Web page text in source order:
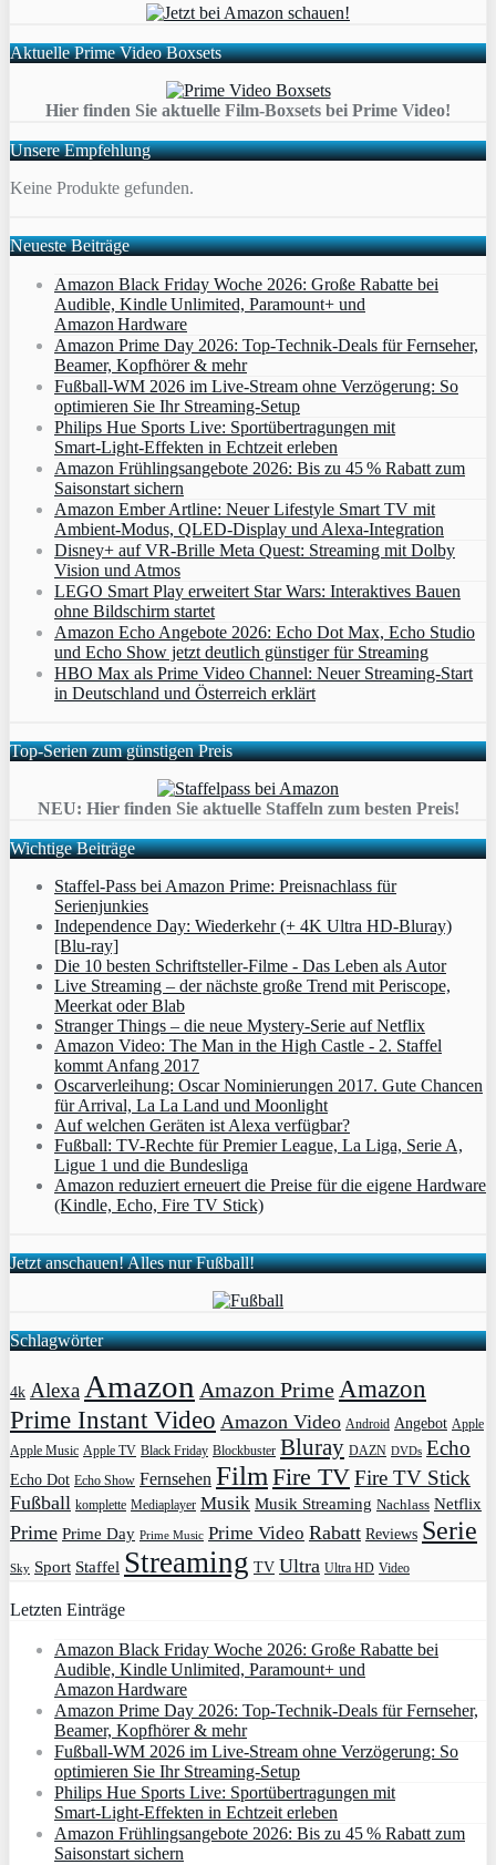
Aktuelle Prime Video Boxsets
Hier finden Sie aktuelle Film-Boxsets bei Prime Video!
Unsere Empfehlung
Keine Produkte gefunden.
Neueste Beiträge
Amazon Black Friday Woche 2026: Große Rabatte bei
Audible, Kindle Unlimited, Paramount+ und
Amazon Hardware
Amazon Prime Day 2026: Top-Technik-Deals für Fernseher,
Beamer, Kopfhörer & mehr
Fußball-WM 2026 im Live-Stream ohne Verzögerung: So
optimieren Sie Ihr Streaming-Setup
Philips Hue Sports Live: Sportübertragungen mit
Smart‑Light‑Effekten in Echtzeit erleben
Amazon Frühlingsangebote 2026: Bis zu 45 % Rabatt zum
Saisonstart sichern
Amazon Ember Artline: Neuer Lifestyle Smart TV mit
Ambient‑Modus, QLED‑Display und Alexa‑Integration
Disney+ auf VR-Brille Meta Quest: Streaming mit Dolby
Vision und Atmos
LEGO Smart Play erweitert Star Wars: Interaktives Bauen
ohne Bildschirm startet
Amazon Echo Angebote 2026: Echo Dot Max, Echo Studio
und Echo Show jetzt deutlich günstiger für Streaming
HBO Max als Prime Video Channel: Neuer Streaming‑Start
in Deutschland und Österreich erklärt
Top-Serien zum günstigen Preis
NEU: Hier finden Sie aktuelle Staffeln zum besten Preis!
Wichtige Beiträge
Staffel-Pass bei Amazon Prime: Preisnachlass für
Serienjunkies
Independence Day: Wiederkehr (+ 4K Ultra HD-Bluray)
[Blu-ray]
Die 10 besten Schriftsteller-Filme - Das Leben als Autor
Live Streaming – der nächste große Trend mit Periscope,
Meerkat oder Blab
Stranger Things – die neue Mystery-Serie auf Netflix
Amazon Video: The Man in the High Castle - 2. Staffel
kommt Anfang 2017
Oscarverleihung: Oscar Nominierungen 2017. Gute Chancen
für Arrival, La La Land und Moonlight
Auf welchen Geräten ist Alexa verfügbar?
Fußball: TV-Rechte für Premier League, La Liga, Serie A,
Ligue 1 und die Bundesliga
Amazon reduziert erneuert die Preise für die eigene Hardware
(Kindle, Echo, Fire TV Stick)
Jetzt anschauen! Alles nur Fußball!
Schlagwörter
4k AlexaAmazon Amazon PrimeAmazon
Prime Instant Video Amazon Video Android Angebot Apple
Apple Music Apple TV Black Friday Blockbuster Bluray DAZN DVDs Echo
Echo Dot Echo Show Fernsehen FilmFire TVFire TV Stick
Fußball komplette Mediaplayer Musik Musik Streaming Nachlass Netflix
Prime Prime Day Prime Music Prime Video Rabatt Reviews Serie
Sky Sport Staffel Streaming TV Ultra Ultra HD Video
Letzten Einträge
Amazon Black Friday Woche 2026: Große Rabatte bei
Audible, Kindle Unlimited, Paramount+ und
Amazon Hardware
Amazon Prime Day 2026: Top-Technik-Deals für Fernseher,
Beamer, Kopfhörer & mehr
Fußball-WM 2026 im Live-Stream ohne Verzögerung: So
optimieren Sie Ihr Streaming-Setup
Philips Hue Sports Live: Sportübertragungen mit
Smart‑Light‑Effekten in Echtzeit erleben
Amazon Frühlingsangebote 2026: Bis zu 45 % Rabatt zum
Saisonstart sichern